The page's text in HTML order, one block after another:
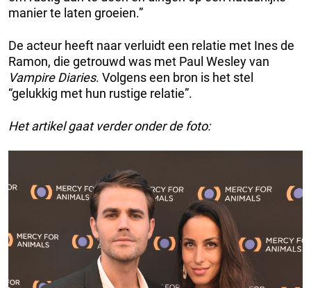
manier te laten groeien.”
De acteur heeft naar verluidt een relatie met Ines de
Ramon, die getrouwd was met Paul Wesley van
Vampire Diaries. Volgens een bron is het stel
“gelukkig met hun rustige relatie”.
Het artikel gaat verder onder de foto: